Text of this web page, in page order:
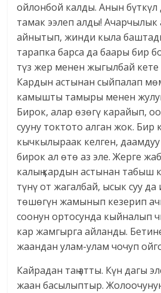
ойлонбой калды. Анын бүткүл
тамак ээлеп алды!
айнытып, жинди кыла
тарапка барса да баары бир
түз жер менен жыгылбай кете
Кардын астынан сыйпалап
камышты тамыры менен
Бирок, алар өзөгү карайып,
сууну токтото алган жок. Бир
кычкылыраак келген,
бирок ал өтө аз эле. Жерге
калың кардын астынан табыш
түнү от жагалбай, ысык суу да
төшөгүн жамынып кезерип
соонун ортосунда кыйналып
кар жамгырга айланды.
жаандан улам-улам чочуп
Кайрадан таң атты. Күн дагы
жаан басылыптыр.